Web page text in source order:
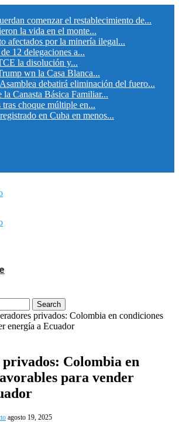
comenzar el restablecimiento de...
la vida en el monte...
afectados por la minería ilegal...
12 delegaciones a...
la disolución y...
wn la Casa Blanca...
debatirá eliminación del fuero...
Canasta Básica Familiar...
choque múltiple en...
en Cuba en menos...
Search
privados: Colombia en condiciones
energía a Ecuador
privados: Colombia en
para vender
agosto 19, 2025